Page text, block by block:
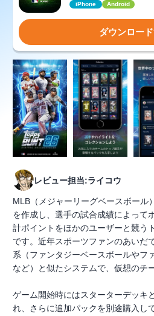
iPhone Android
ダウンロー
レビュー担当:ライコウ
MLB（メジャーリーグベースボール
を作成し、選手の試合成績によって
計ポイントをほかのユーザーと競う
です。近年スポーツファンのあいだ
系（ファンタジーベースボールやフ
など）と似たシステムで、仮想のチ
ゲーム開始時にはスターターデッキ
れ、さらに追加パックを別途購入し